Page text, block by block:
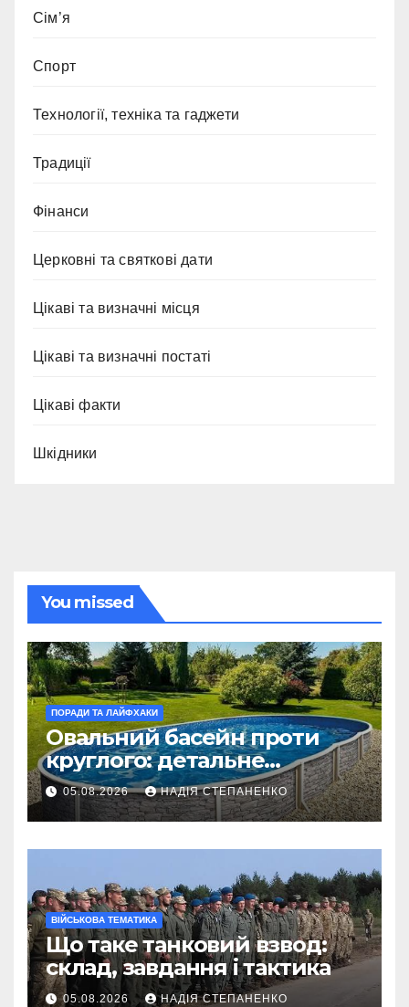
Сім’я
Спорт
Технології, техніка та гаджети
Традиції
Фінанси
Церковні та святкові дати
Цікаві та визначні місця
Цікаві та визначні постаті
Цікаві факти
Шкідники
You missed
ПОРАДИ ТА ЛАЙФХАКИ
Овальний басейн проти
круглого: детальне
порівняння
05.08.2026 НАДІЯ СТЕПАНЕНКО
ВІЙСЬКОВА ТЕМАТИКА
Що таке танковий взвод:
склад, завдання і тактика
05.08.2026 НАДІЯ СТЕПАНЕНКО